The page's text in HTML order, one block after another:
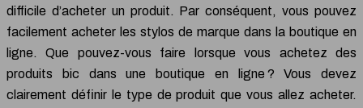
difficile d’acheter un produit. Par conséquent, vous pouvez
facilement acheter les stylos de marque dans la boutique en
ligne. Que pouvez-vous faire lorsque vous achetez des
produits bic dans une boutique en ligne ? Vous devez
clairement définir le type de produit que vous allez acheter.